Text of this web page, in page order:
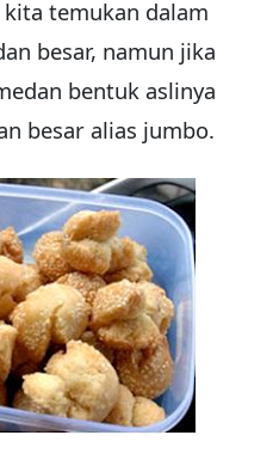
temukan dalam
besar, namun jika
bentuk aslinya
besar alias jumbo.